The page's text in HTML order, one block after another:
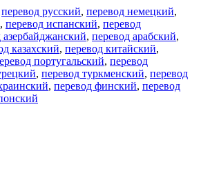
перевод русский, перевод немецкий,
, перевод испанский, перевод
азербайджанский, перевод арабский,
казахский, перевод китайский,
португальский, перевод
, перевод туркменский, перевод
, перевод финский, перевод